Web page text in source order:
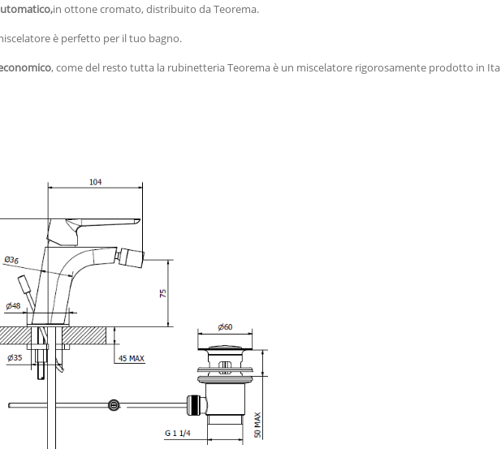
in ottone cromato, distribuito da Teorema.
è perfetto per il tuo bagno.
, come del resto tutta la rubinetteria Teorema è un miscelatore rigorosamente prodotto in